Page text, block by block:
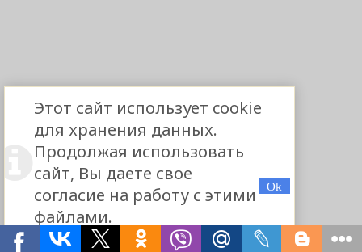
Этот сайт использует cookie
для хранения данных.
Продолжая использовать
сайт, Вы даете свое
согласие на работу с этими
файлами.